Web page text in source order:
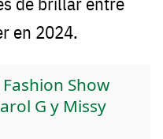
en 2024.
Show
G y Missy